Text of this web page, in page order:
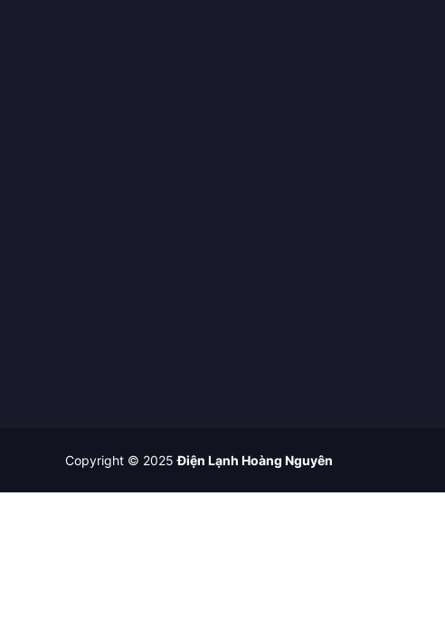
Copyright © 2025Điện Lạnh Hoàng Nguyên